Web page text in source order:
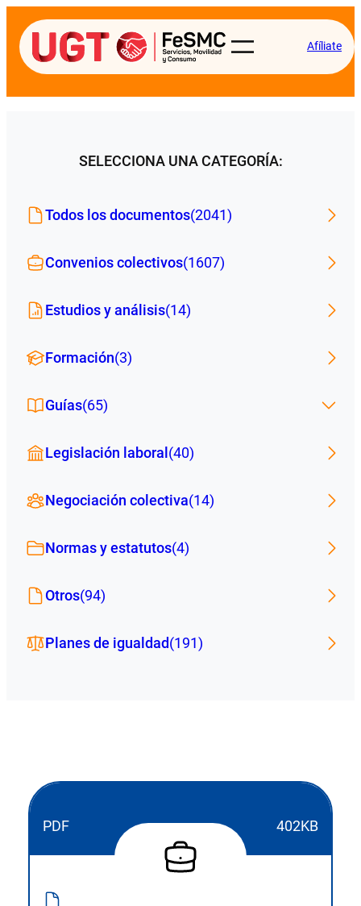
Afíliate
SELECCIONA UNA CATEGORÍA:
Todos los documentos(2041)
Convenios colectivos(1607)
Estudios y análisis(14)
Formación(3)
Guías(65)
Legislación laboral (40)
Negociación colectiva(14)
Normas y estatutos(4)
Otros(94)
Planes de igualdad(191)
PDF 402KB